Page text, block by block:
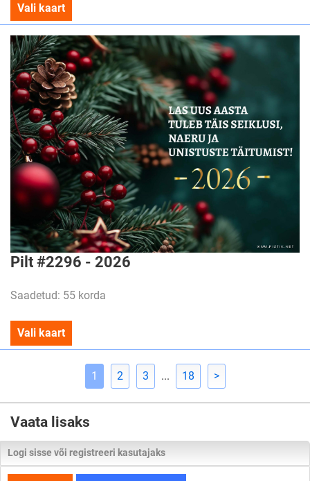
Vali kaart
Pilt #2296 - 2026
Saadetud: 55 korda
Vali kaart
1 2 3 ... 18 >
Vaata lisaks
Logi sisse või registreeri kasutajaks